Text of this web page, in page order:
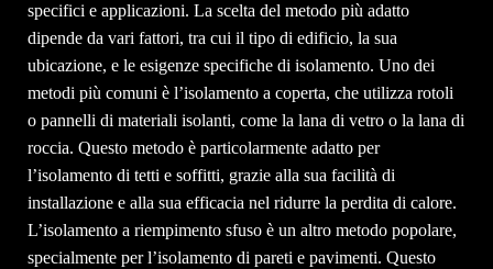
specifici e applicazioni. La scelta del metodo più adatto
dipende da vari fattori, tra cui il tipo di edificio, la sua
ubicazione, e le esigenze specifiche di isolamento. Uno dei
metodi più comuni è l’isolamento a coperta, che utilizza rotoli
o pannelli di materiali isolanti, come la lana di vetro o la lana di
roccia. Questo metodo è particolarmente adatto per
l’isolamento di tetti e soffitti, grazie alla sua facilità di
installazione e alla sua efficacia nel ridurre la perdita di calore.
L’isolamento a riempimento sfuso è un altro metodo popolare,
specialmente per l’isolamento di pareti e pavimenti. Questo